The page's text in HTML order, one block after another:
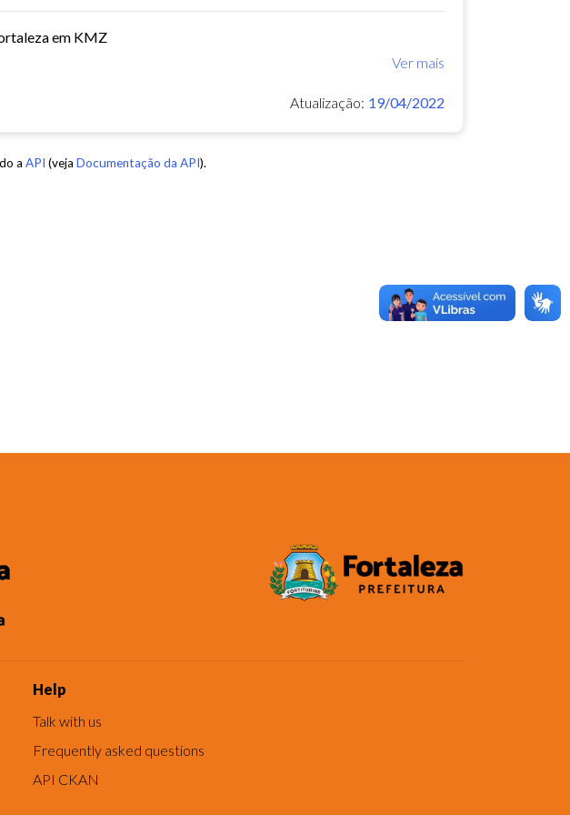
em KMZ
Ver mais
Atualização: 19/04/2022
a API (veja Documentação da API).
Help
Talk with us
Frequently asked questions
API CKAN